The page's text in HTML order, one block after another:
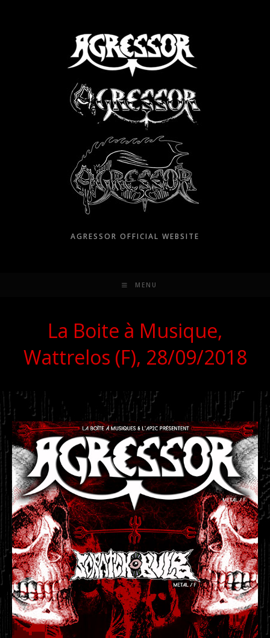
AGRESSOR OFFICIAL WEBSITE
MENU
La Boite à Musique,
Wattrelos (F), 28/09/2018